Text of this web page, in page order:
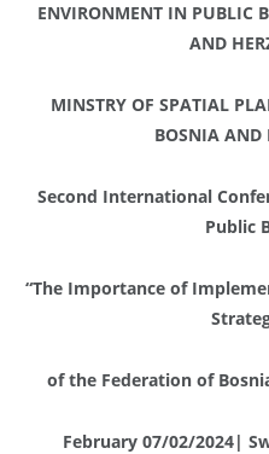
ENVIRONMENT IN PUBLIC
AND
MINSTRY OF SPATIAL
BOSNIA AND
Second International
Public
“The Importance of
of the Federation of
February 07/02/2024|